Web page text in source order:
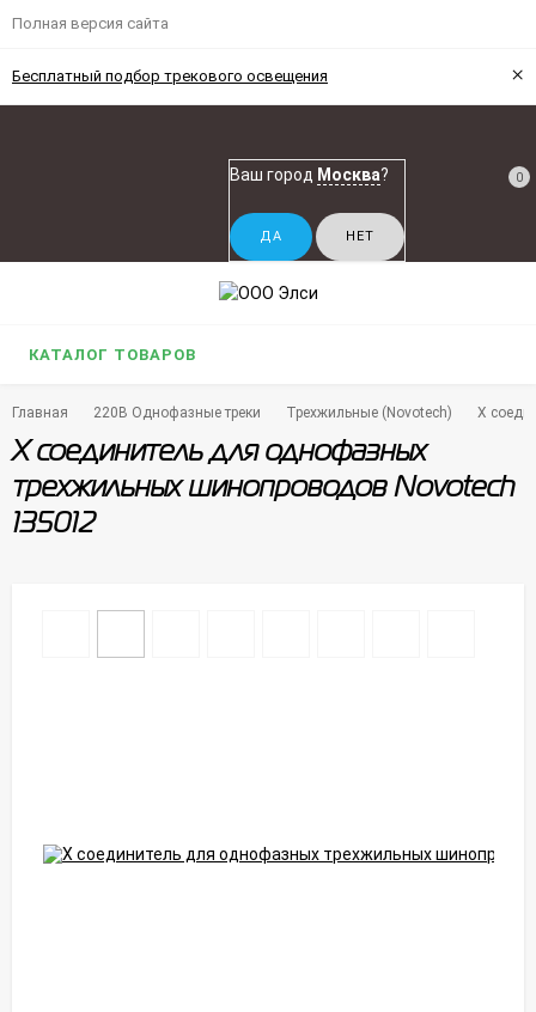
Полная версия сайта
Бесплатный подбор трекового освещения ×
Ваш город Москва? 0
КАТАЛОГ ТОВАРОВ
Главная 220В Однофазные треки Трехжильные (Novotech) Х
Х соединитель для однофазных
трехжильных шинопроводов Novotech
135012